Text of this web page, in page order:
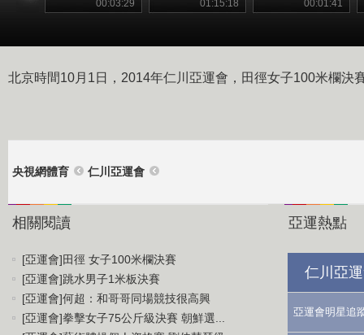
00:03:29 01:15:18 00:01:41
北京時間10月1日，2014年仁川亞運會，田徑女子100米欄決
央視網體育 仁川亞運會
相關閱讀
[亞運會]田徑 女子100米欄決賽
[亞運會]跳水男子1米板決賽
[亞運會]何超：和哥哥同場競技很高興
[亞運會]拳擊女子75公斤級決賽 朝鮮選...
亞運熱點
仁川亞
亞運會明星追